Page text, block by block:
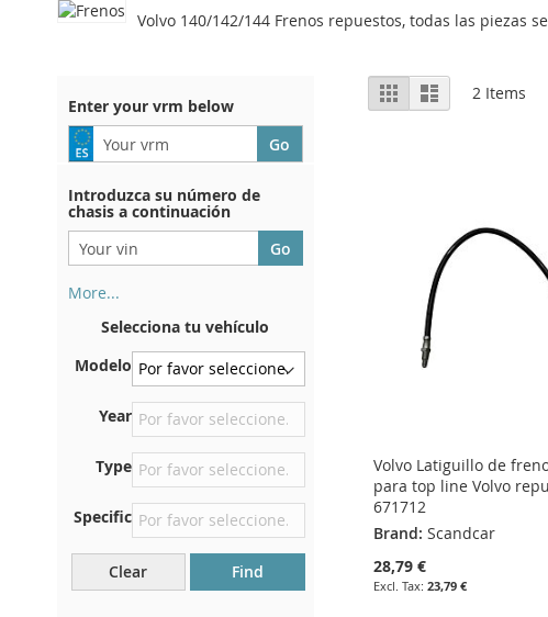
Volvo 140/142/144 Frenos repuestos, todas las piezas
View
as
Grid List 2 Items
Volvo Latiguillo de
para top line Volvo
671712
Brand: Scandcar
28,79 €
23,79 €
Enter your vrm below
Introduzca su número de
chasis a continuación
More...
encuentra en el reverso de su
certificado de registro. Y
también en el coche.
En la placa inferior del
asiento delantero derecho
Centrar contra el mamparo
debajo del capó.
Justo en el compartimento
del motor.
Cerca del parabrisas, en el
Selecciona tu vehículo
Modelo
Year
Type
Specific
Clear Find